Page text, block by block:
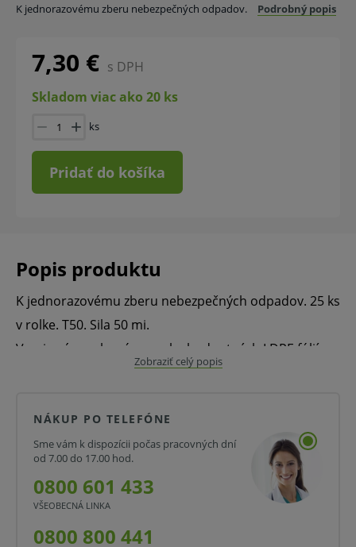
K jednorazovému zberu nebezpečných odpadov. Podrobný popis
7,30 € s DPH
Skladom viac ako 20 ks
ks
Pridať do košíka
Popis produktu
K jednorazovému zberu nebezpečných odpadov. 25 ks
v rolke. T50. Sila 50 mi.
Vrecia sú vyrobené z vysoko hodnotných LDPE fólií,
šetria životné prostredie, odolné proti roztrhnutiu a
Predaj iba po celom balení.
Objem: 120 l
25 ks v rolke.
Zobraziť celý popis
NÁKUP PO TELEFÓNE
Sme vám k dispozícii počas pracovných dní
od 7.00 do 17.00 hod.
0800 601 433
VŠEOBECNÁ LINKA
0800 800 441